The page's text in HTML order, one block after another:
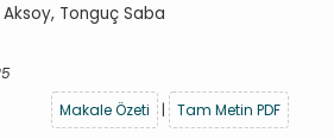
Tonguç Saba
Makale Özeti
| Tam Metin PDF